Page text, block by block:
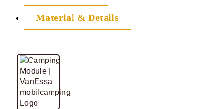
Material & Details